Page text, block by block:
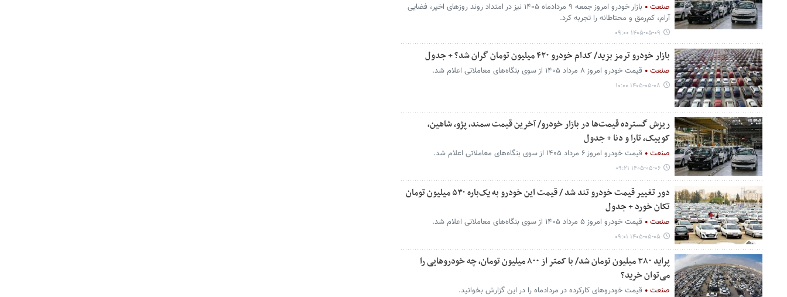
صنعت
بازار خودرو امروز جمعه ۹ مردادماه ۱۴۰۵ نیز در امتداد روند روزهای اخیر، فضایی
آرام، کم‌رمق و محتاطانه را تجربه کرد.
۱۴۰۵-۰۵-۰۹ ۰۹:۰۰
بازار خودرو ترمز بزید/ کدام خودرو ۴۲۰ میلیون تومان گران شد؟ + جدول
صنعت قیمت خودرو امروز ۸ مرداد ۱۴۰۵ از سوی بنگاه‌های معاملاتی اعلام شد.
۱۴۰۵-۰۵-۰۸ ۱۰:۰۰
ریزش گسترده قیمت‌ها در بازار خودرو/ آخرین قیمت سمند، پژو، شاهین،
کوییک، تارا و دنا + جدول
صنعت قیمت خودرو امروز ۶ مرداد ۱۴۰۵ از سوی بنگاه‌های معاملاتی اعلام شد.
۱۴۰۵-۰۵-۰۶ ۰۹:۲۱
دور تغییر قیمت خودرو تند شد / قیمت این خودرو به یک‌باره ۵۳۰ میلیون تومان
تکان خورد + جدول
صنعت قیمت خودرو امروز ۵ مرداد ۱۴۰۵ از سوی بنگاه‌های معاملاتی اعلام شد.
۱۴۰۵-۰۵-۰۵ ۰۹:۰۱
پراید ۳۸۰ میلیون تومان شد/ با کمتر از ۸۰۰ میلیون تومان، چه خودروهایی را
می‌توان خرید؟
صنعت قیمت خودروهای کارکرده در مردادماه را در این گزارش بخوانید.